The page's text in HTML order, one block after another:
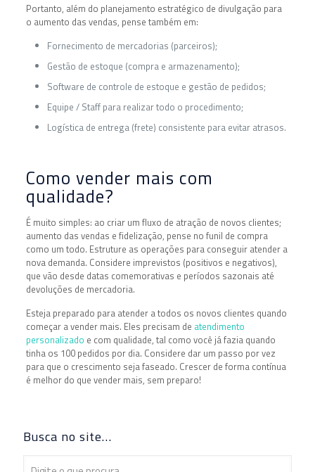
Portanto, além do planejamento estratégico de divulgação para
o aumento das vendas, pense também em:
Fornecimento de mercadorias (parceiros);
Gestão de estoque (compra e armazenamento);
Software de controle de estoque e gestão de pedidos;
Equipe / Staff para realizar todo o procedimento;
Logística de entrega (frete) consistente para evitar atrasos.
Como vender mais com
qualidade?
É muito simples: ao criar um fluxo de atração de novos clientes;
aumento das vendas e fidelização, pense no funil de compra
como um todo. Estruture as operações para conseguir atender a
nova demanda. Considere imprevistos (positivos e negativos),
que vão desde datas comemorativas e períodos sazonais até
devoluções de mercadoria.
Esteja preparado para atender a todos os novos clientes quando
começar a vender mais. Eles precisam de atendimento
personalizado e com qualidade, tal como você já fazia quando
tinha os 100 pedidos por dia. Considere dar um passo por vez
para que o crescimento seja faseado. Crescer de forma contínua
é melhor do que vender mais, sem preparo!
Busca no site…